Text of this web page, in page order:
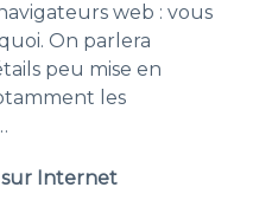
web : vous
On parlera
peu mise en
les
sur Internet